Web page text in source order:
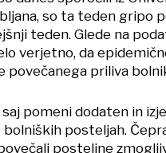
so ta teden gripo
teden. Glede na
verjetno, da
povečanega priliva
saj pomeni dodaten in
posteljah.
posteljne